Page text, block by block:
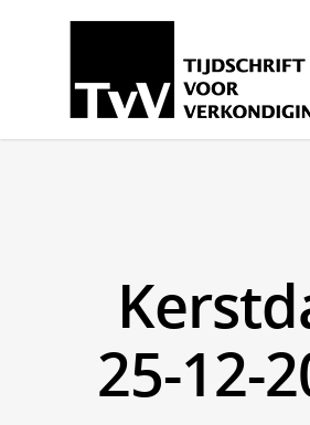
25-12-